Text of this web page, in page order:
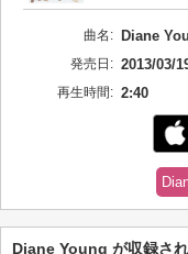
曲名: Diane
発売日: 2013/03/
再生時間: 2:40
Diane Young が収録さ